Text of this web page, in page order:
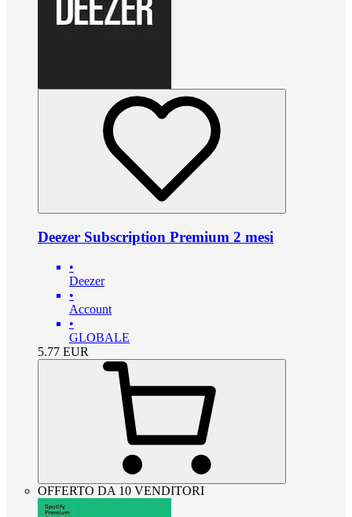
Deezer Subscription Premium 2 mesi
•
Deezer
•
Account
•
GLOBALE
5.77 EUR
OFFERTO DA 10 VENDITORI